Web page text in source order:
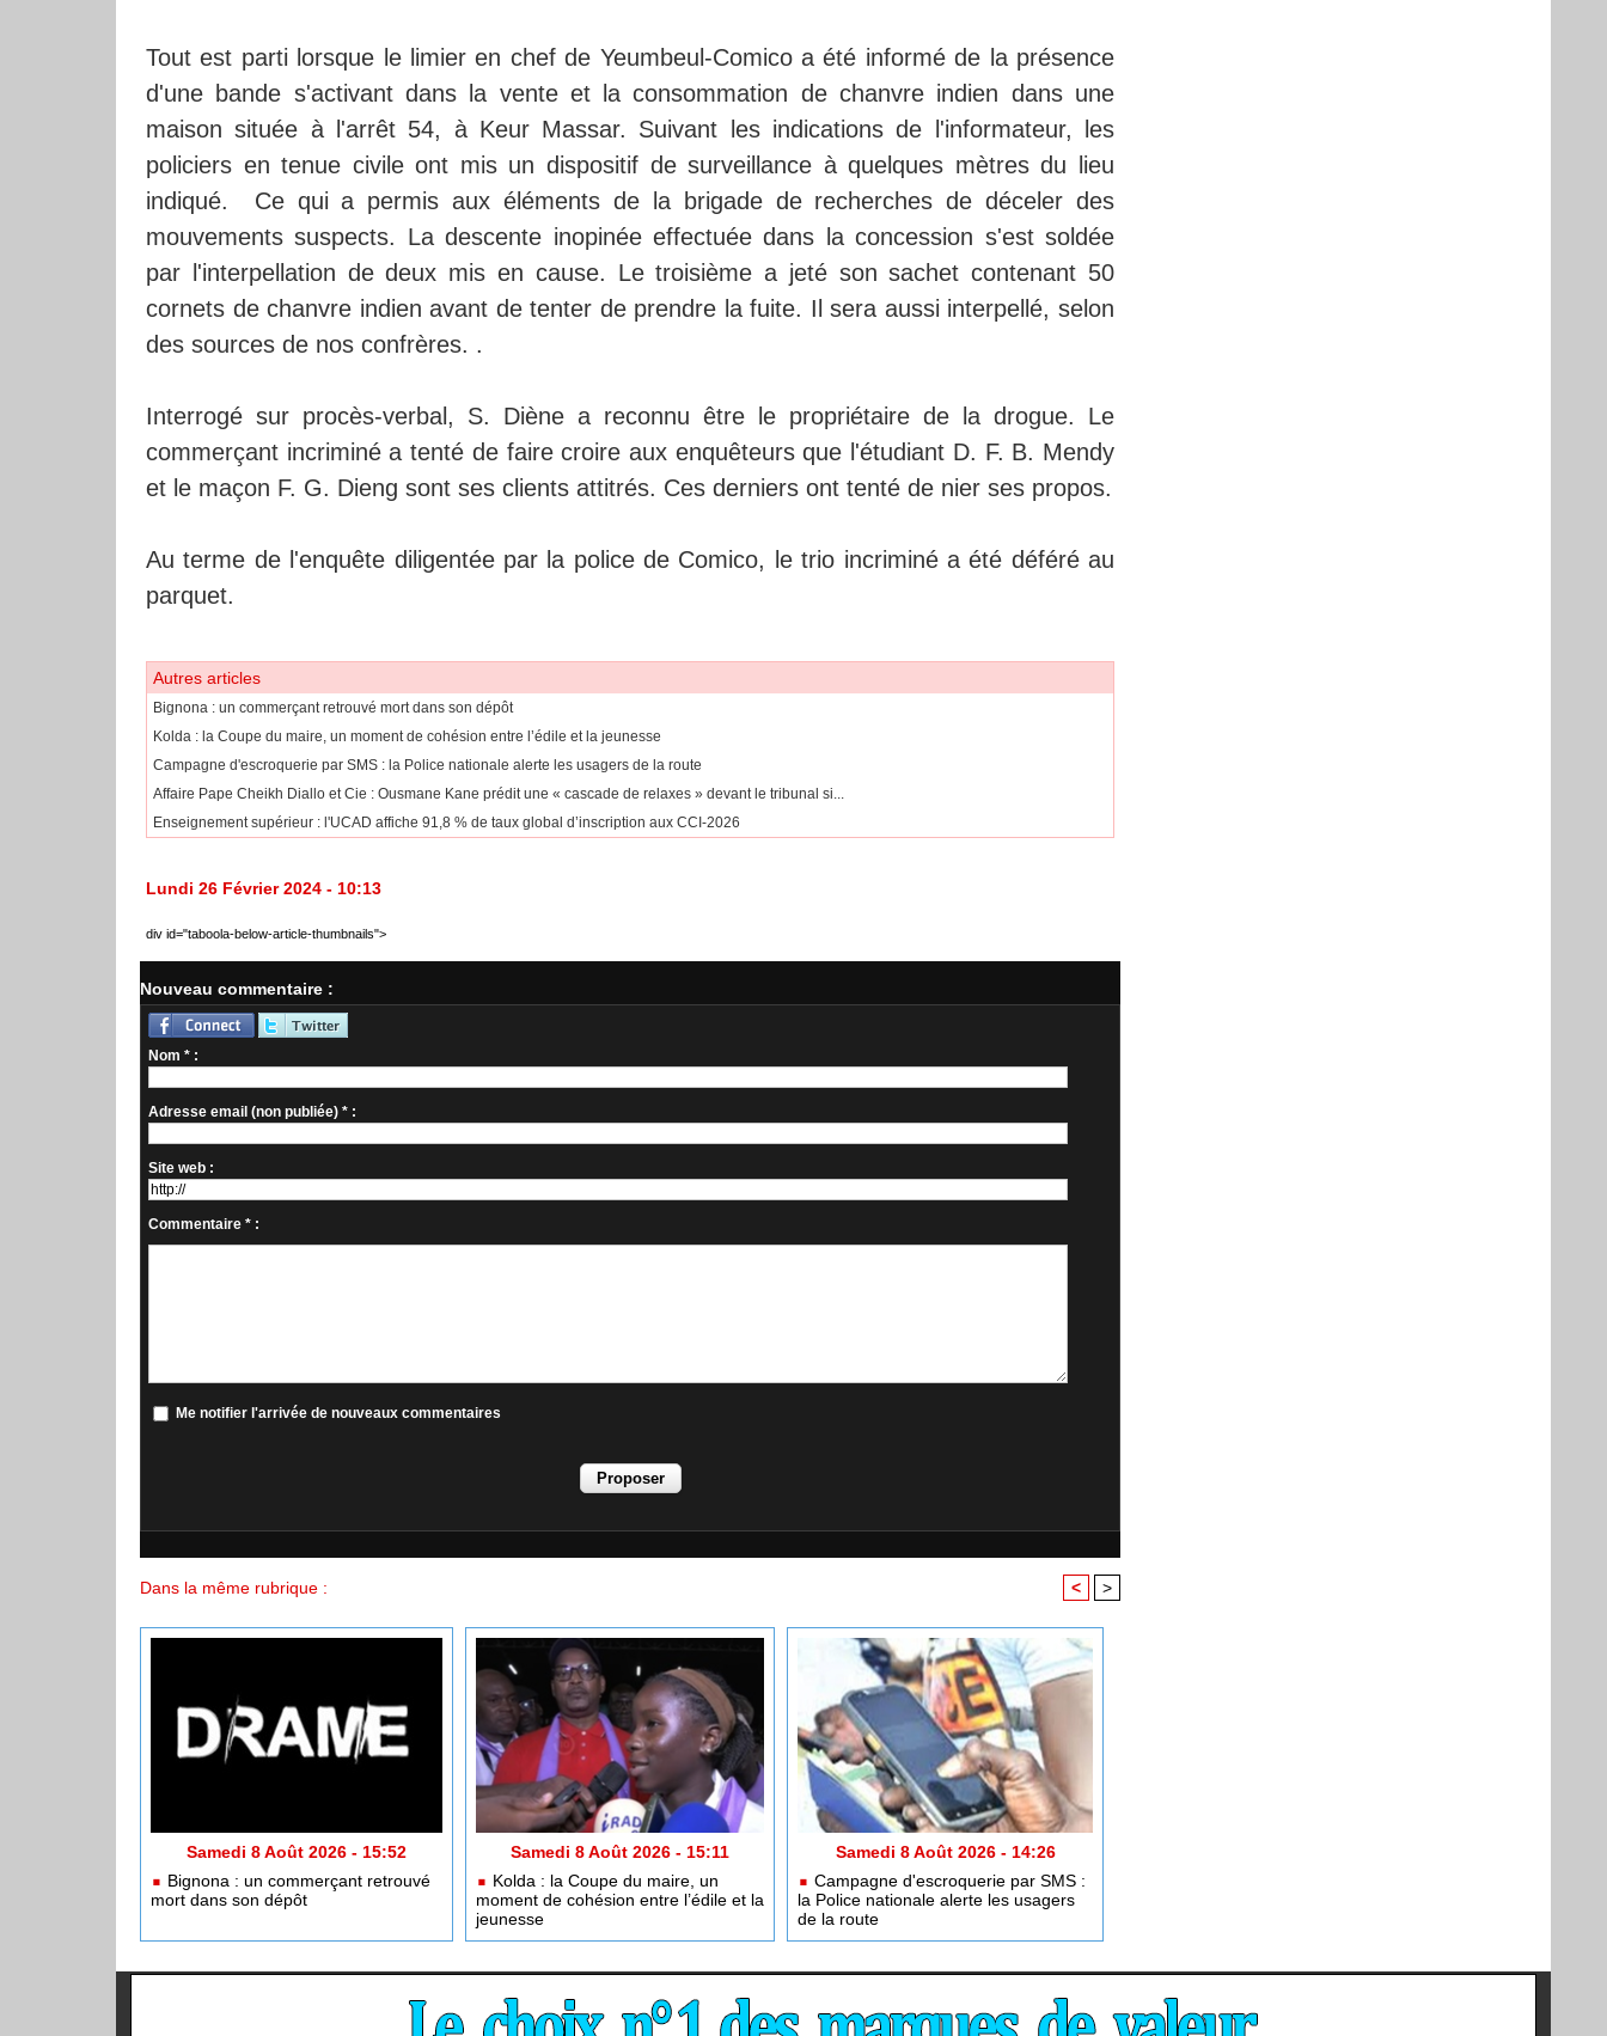
Tout est parti lorsque le limier en chef de Yeumbeul-Comico a été informé de la présence
d'une bande s'activant dans la vente et la consommation de chanvre indien dans une
maison située à l'arrêt 54, à Keur Massar. Suivant les indications de l'informateur, les
policiers en tenue civile ont mis un dispositif de surveillance à quelques mètres du lieu
indiqué. Ce qui a permis aux éléments de la brigade de recherches de déceler des
mouvements suspects. La descente inopinée effectuée dans la concession s'est soldée
par l'interpellation de deux mis en cause. Le troisième a jeté son sachet contenant 50
cornets de chanvre indien avant de tenter de prendre la fuite. Il sera aussi interpellé, selon
des sources de nos confrères. .
Interrogé sur procès-verbal, S. Diène a reconnu être le propriétaire de la drogue. Le
commerçant incriminé a tenté de faire croire aux enquêteurs que l'étudiant D. F. B. Mendy
et le maçon F. G. Dieng sont ses clients attitrés. Ces derniers ont tenté de nier ses propos.
Au terme de l'enquête diligentée par la police de Comico, le trio incriminé a été déféré au
parquet.
Autres articles
Bignona : un commerçant retrouvé mort dans son dépôt
Kolda : la Coupe du maire, un moment de cohésion entre l’édile et la jeunesse
Campagne d'escroquerie par SMS : la Police nationale alerte les usagers de la route
Affaire Pape Cheikh Diallo et Cie : Ousmane Kane prédit une « cascade de relaxes » devant le tribunal si...
Enseignement supérieur : l'UCAD affiche 91,8 % de taux global d’inscription aux CCI-2026
Lundi 26 Février 2024 - 10:13
div id="taboola-below-article-thumbnails">
Nouveau commentaire :
Nom * :
Adresse email (non publiée) * :
Site web :
Commentaire * :
Me notifier l'arrivée de nouveaux commentaires
Dans la même rubrique : < >
Samedi 8 Août 2026 - 15:52
Bignona : un commerçant retrouvé
mort dans son dépôt
Samedi 8 Août 2026 - 15:11
Kolda : la Coupe du maire, un
moment de cohésion entre l’édile et la
jeunesse
Samedi 8 Août 2026 - 14:26
Campagne d'escroquerie par SMS :
la Police nationale alerte les usagers
de la route